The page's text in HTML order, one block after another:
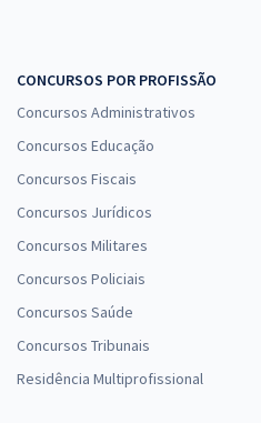
CONCURSOS POR PROFISSÃO
Concursos Administrativos
Concursos Educação
Concursos Fiscais
Concursos Jurídicos
Concursos Militares
Concursos Policiais
Concursos Saúde
Concursos Tribunais
Residência Multiprofissional